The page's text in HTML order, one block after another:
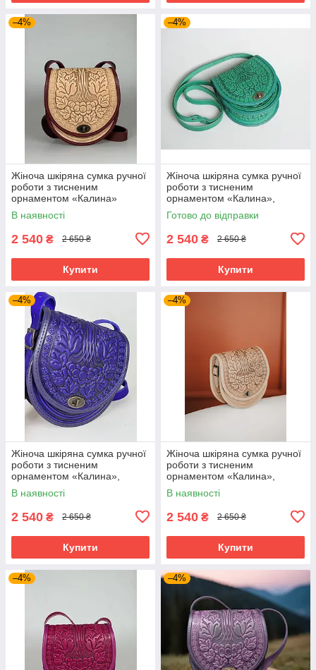
–4%
Жіноча шкіряна сумка ручної
роботи з тисненим
орнаментом «Калина»
бежево-бордова сумка з
натуральної шкіри, 20*21*8
В наявності
2 540 ₴ 2 650 ₴
Купити
–4%
Жіноча шкіряна сумка ручної
роботи з тисненим
орнаментом «Калина»,
м'ятна сумка з натуральної
шкіри, 20*21*8 см
Готово до відправки
2 540 ₴ 2 650 ₴
Купити
–4%
Жіноча шкіряна сумка ручної
роботи з тисненим
орнаментом «Калина»,
ультрамаринова сумка з
натуральної шкіри, 20*21*8
В наявності
2 540 ₴ 2 650 ₴
Купити
–4%
Жіноча шкіряна сумка ручної
роботи з тисненим
орнаментом «Калина»,
бежева сумка з натуральної
шкіри, 20*21*8 см
В наявності
2 540 ₴ 2 650 ₴
Купити
–4% –4%